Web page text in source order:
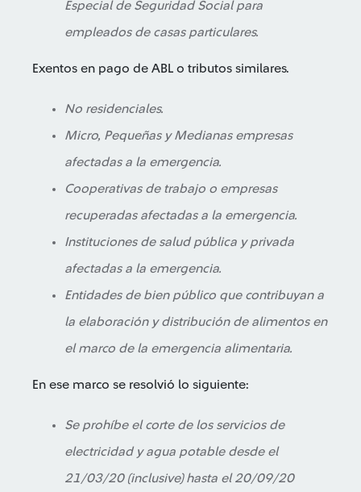
Especial de Seguridad Social para
empleados de casas particulares.
Exentos en pago de ABL o tributos similares.
No residenciales.
Micro, Pequeñas y Medianas empresas
afectadas a la emergencia.
Cooperativas de trabajo o empresas
recuperadas afectadas a la emergencia.
Instituciones de salud pública y privada
afectadas a la emergencia.
Entidades de bien público que contribuyan a
la elaboración y distribución de alimentos en
el marco de la emergencia alimentaria.
En ese marco se resolvió lo siguiente:
Se prohíbe el corte de los servicios de
electricidad y agua potable desde el
21/03/20 (inclusive) hasta el 20/09/20